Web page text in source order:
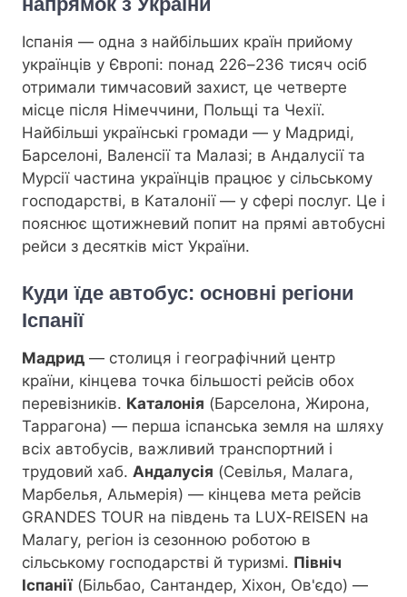
Іспанія — одна з найбільших країн прийому
українців у Європі: понад 226–236 тисяч осіб
отримали тимчасовий захист, це четверте
місце після Німеччини, Польщі та Чехії.
Найбільші українські громади — у Мадриді,
Барселоні, Валенсії та Малазі; в Андалусії та
Мурсії частина українців працює у сільському
господарстві, в Каталонії — у сфері послуг. Це і
пояснює щотижневий попит на прямі автобусні
рейси з десятків міст України.
Куди їде автобус: основні регіони
Іспанії
Мадрид — столиця і географічний центр
країни, кінцева точка більшості рейсів обох
перевізників. Каталонія (Барселона, Жирона,
Таррагона) — перша іспанська земля на шляху
всіх автобусів, важливий транспортний і
трудовий хаб. Андалусія (Севілья, Малага,
Марбелья, Альмерія) — кінцева мета рейсів
GRANDES TOUR на південь та LUX-REISEN на
Малагу, регіон із сезонною роботою в
сільському господарстві й туризмі. Північ
Іспанії(Більбао, Сантандер, Хіхон, Ов'єдо) —